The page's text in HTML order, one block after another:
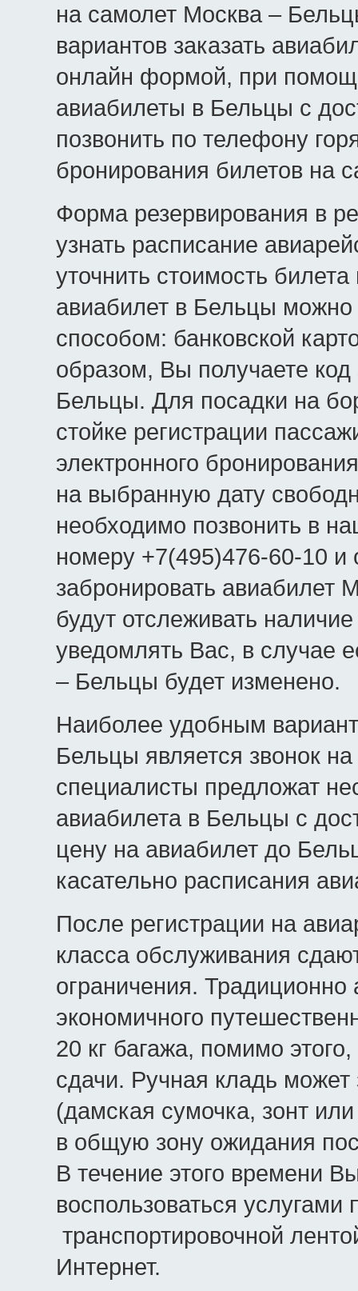
на самолет Москва –
вариантов заказать
онлайн формой, при
авиабилеты в Бельцы с
позвонить по телефону
бронирования билетов на
Форма резервирования в
узнать расписание
уточнить стоимость
авиабилет в Бельцы
способом: банковской
образом, Вы получаете код
Бельцы. Для посадки на
стойке регистрации
электронного
на выбранную дату
необходимо позвонить в
номеру +7(495)476-60-10 и
забронировать
будут отслеживать
уведомлять Вас, в случае
– Бельцы будет изменено.
Наиболее удобным
Бельцы является звонок
специалисты предложат
авиабилета в Бельцы с
цену на авиабилет до
касательно расписания
После регистрации на
класса обслуживания
ограничения.
экономичного
20 кг багажа, помимо
сдачи. Ручная кладь
(дамская сумочка, зонт
в общую зону ожидания
В течение этого времени
воспользоваться
транспортировочной
Интернет.